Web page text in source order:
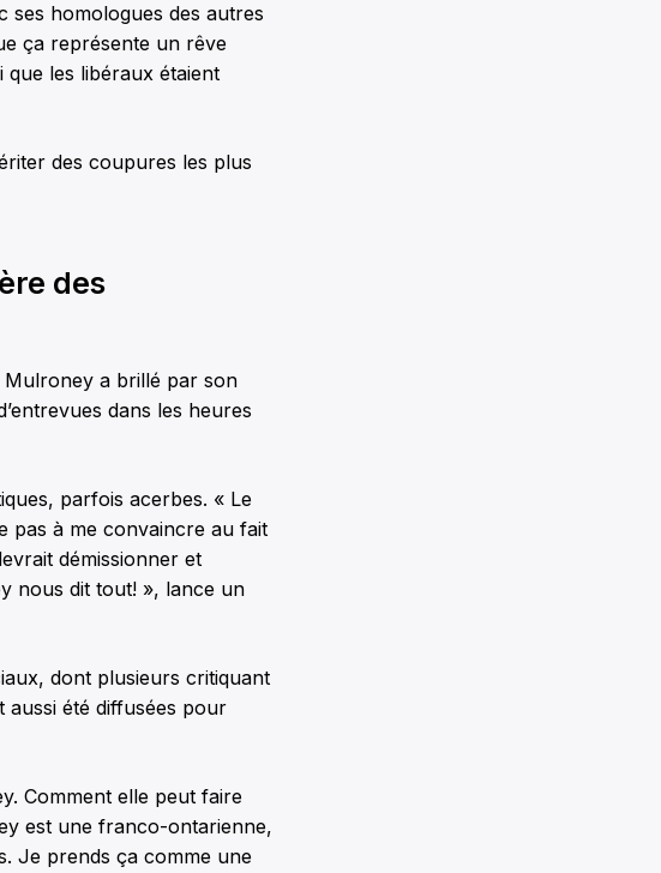
ses homologues des autres
ça représente un rêve
les libéraux étaient
des coupures les plus
des
Mulroney a brillé par son
dans les heures
parfois acerbes. « Le
pas à me convaincre au fait
démissionner et
nous dit tout! », lance un
dont plusieurs critiquant
aussi été diffusées pour
Comment elle peut faire
est une franco-ontarienne,
Je prends ça comme une